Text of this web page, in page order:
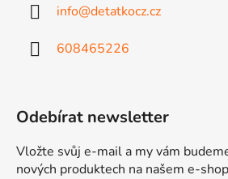
info@detatkocz.cz
608465226
Odebírat newsletter
Vložte svůj e-mail a my vám
nových produktech na našem e-